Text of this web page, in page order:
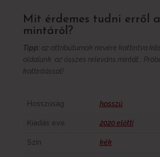
Mit érdemes tudni erről a
mintáról?
Tipp:az attribútumok nevére kattintva
oldalunk az összes releváns mintát…
kattintással!
Hosszúság hosszú
Kiadás éve 2020 előtti
Szín kék